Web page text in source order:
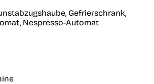
Gefrierschrank,
Nespresso-Automat